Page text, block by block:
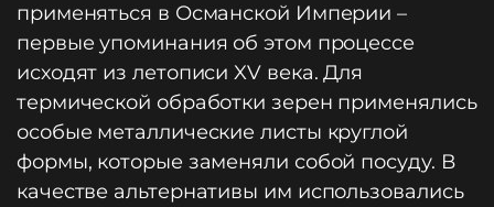
применяться в Османской Империи –
первые упоминания об этом процессе
исходят из летописи XV века. Для
термической обработки зерен применялись
особые металлические листы круглой
формы, которые заменяли собой посуду. В
качестве альтернативы им использовались